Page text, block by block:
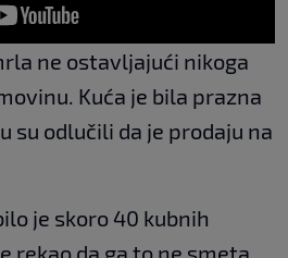
ne ostavljajući nikoga
Kuća je bila prazna
su odlučili da je prodaju na
je skoro 40 kubnih
rekao da ga to ne smeta,